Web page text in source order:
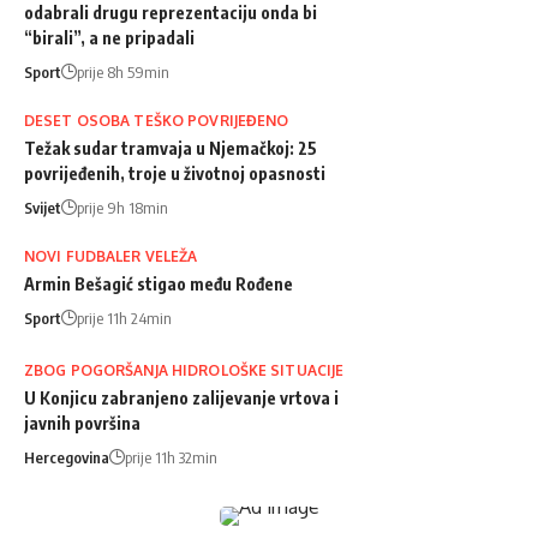
odabrali drugu reprezentaciju onda bi
“birali”, a ne pripadali
Sport prije 8h 59min
DESET OSOBA TEŠKO POVRIJEĐENO
Težak sudar tramvaja u Njemačkoj: 25
povrijeđenih, troje u životnoj opasnosti
Svijet prije 9h 18min
NOVI FUDBALER VELEŽA
Armin Bešagić stigao među Rođene
Sport prije 11h 24min
ZBOG POGORŠANJA HIDROLOŠKE SITUACIJE
U Konjicu zabranjeno zalijevanje vrtova i
javnih površina
Hercegovina prije 11h 32min